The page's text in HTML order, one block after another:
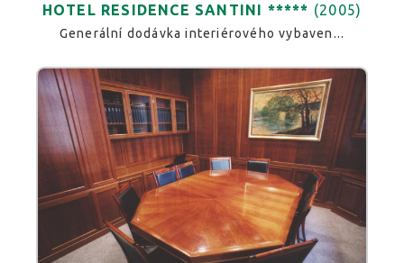
HOTEL RESIDENCE SANTINI ***** (2005)
Generální dodávka interiérového vybaven...